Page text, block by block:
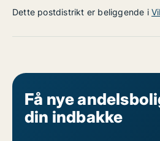
Dette postdistrikt er beliggende i
Få nye
din indbakke